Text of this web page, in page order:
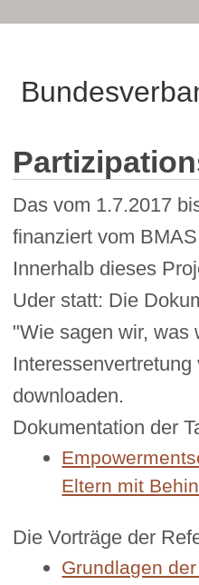
Das vom 1.7.2017
finanziert vom
Innerhalb dieses
Uder statt: Die
"Wie sagen wir, was
downloaden.
Dokumentation der
Eltern mit
Die Vorträge der
Grundlagen